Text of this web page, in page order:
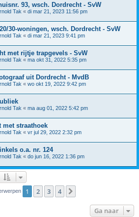
93, wsch. Dordrecht - SvW
Tak « di mar 21, 2023 11:56 pm
30-woningen, wsch. Dordrecht - SvW
Tak « di mar 21, 2023 9:41 pm
met rijtje trapgevels - SvW
Tak « ma okt 31, 2022 5:35 pm
uit Dordrecht - MvdB
Tak « wo okt 19, 2022 9:42 pm
Tak « ma aug 01, 2022 5:42 pm
met straathoek
Tak « vr jul 29, 2022 2:32 pm
o.a. nr. 124
Tak « do jun 16, 2022 1:36 pm
1 2 3 4
Ga naar